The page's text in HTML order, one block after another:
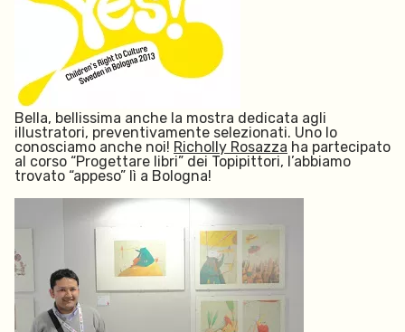
Bella, bellissima anche la mostra dedicata agli
illustratori, preventivamente selezionati. Uno lo
conosciamo anche noi! Richolly Rosazza ha partecipato
al corso “Progettare libri” dei Topipittori, l’abbiamo
trovato “appeso” lì a Bologna!